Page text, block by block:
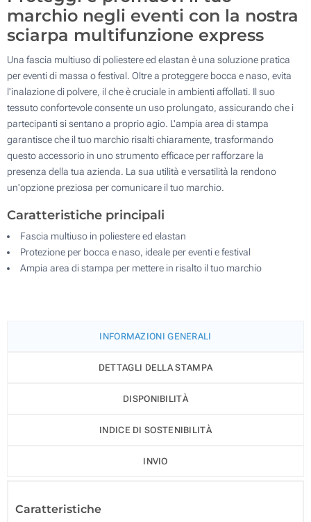
marchio negli eventi con la nostra
sciarpa multifunzione express
Una fascia multiuso di poliestere ed elastan è una soluzione pratica
per eventi di massa o festival. Oltre a proteggere bocca e naso, evita
l'inalazione di polvere, il che è cruciale in ambienti affollati. Il suo
tessuto confortevole consente un uso prolungato, assicurando che i
partecipanti si sentano a proprio agio. L'ampia area di stampa
garantisce che il tuo marchio risalti chiaramente, trasformando
questo accessorio in uno strumento efficace per rafforzare la
presenza della tua azienda. La sua utilità e versatilità la rendono
un'opzione preziosa per comunicare il tuo marchio.
Caratteristiche principali
Fascia multiuso in poliestere ed elastan
Protezione per bocca e naso, ideale per eventi e festival
Ampia area di stampa per mettere in risalto il tuo marchio
INFORMAZIONI GENERALI
DETTAGLI DELLA STAMPA
DISPONIBILITÀ
INDICE DI SOSTENIBILITÀ
INVIO
Caratteristiche